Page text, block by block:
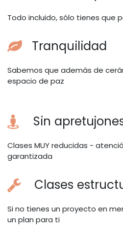
Todo incluido, sólo tienes que
Tranquilidad
Sabemos que además de
espacio de paz
Sin
Clases MUY reducidas -
garantizada
Clases
Si no tienes un proyecto en
un plan para ti